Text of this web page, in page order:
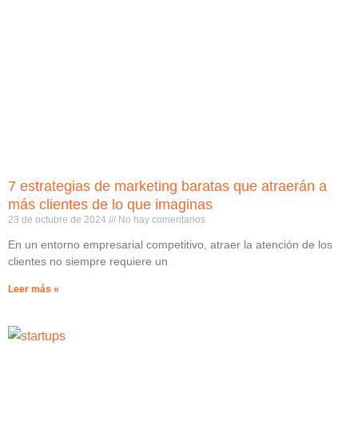
7 estrategias de marketing baratas que atraerán a
más clientes de lo que imaginas
23 de octubre de 2024 No hay comentarios
En un entorno empresarial competitivo, atraer la atención de los
clientes no siempre requiere un
Leer más »